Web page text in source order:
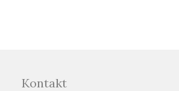
Kontakt